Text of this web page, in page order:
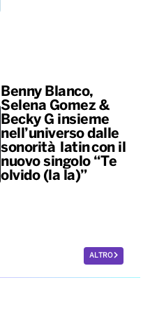
Benny Blanco,
Selena Gomez &
Becky G insieme
nell’universo dalle
sonorità latin con il
nuovo singolo “Te
olvido (la la)”
ALTRO